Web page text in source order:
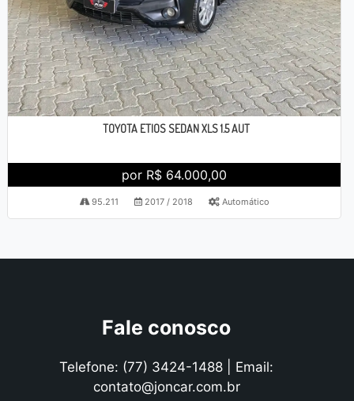
TOYOTA ETIOS SEDAN XLS 1.5 AUT
por R$ 64.000,00
95.211 2017 / 2018 Automático
Fale conosco
Telefone: (77) 3424-1488 | Email:
contato@joncar.com.br